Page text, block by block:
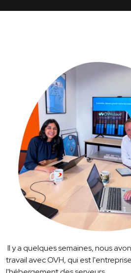
Il y a quelques semaines, nous
travail avec OVH, qui est